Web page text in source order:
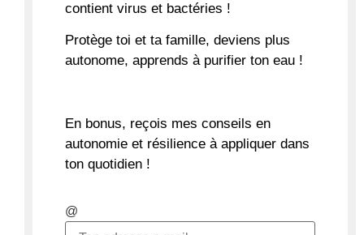
contient virus et bactéries !
Protège toi et ta famille, deviens plus
autonome, apprends à purifier ton eau !
En bonus, reçois mes conseils en
autonomie et résilience à appliquer dans
ton quotidien !
@